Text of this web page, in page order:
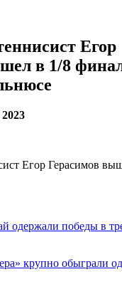
Егор
в 1/8
победы в
крупно обыграли